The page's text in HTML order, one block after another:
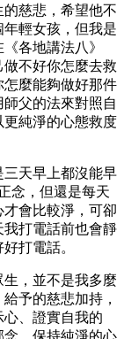
慈悲，希望他不
輕女孩，但我是
各地講法八》
做不好你怎麼去救
怎麼能夠做好那件
父的法來對照自
純淨的心態救度
天早上都沒能早
念，但還是每天
才會比較淨，可卻
打電話前也會靜
打電話。
，並不是我多麼
予的慈悲加持，
、證實自我的
，保持純淨的心